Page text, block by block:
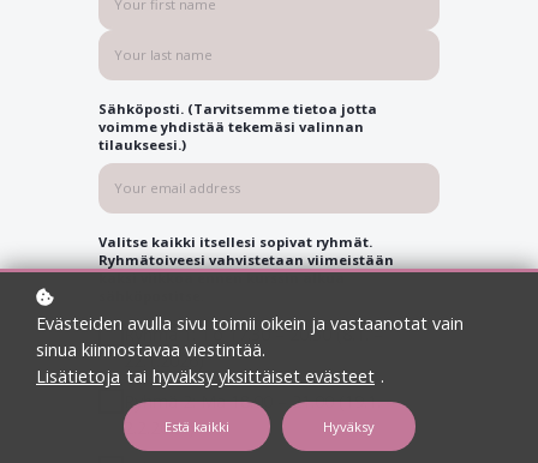
Sähköposti. (Tarvitsemme tietoa jotta
voimme yhdistää tekemäsi valinnan
tilaukseesi.)
Valitse kaikki itsellesi sopivat ryhmät.
Ryhmätoiveesi vahvistetaan viimeistään
kaksi viikkoa ennen kurssin alkua
Ryhmä 1: To 17.30 – 20.30 (8.1. –
22.1.2026)
Ryhmä 2: Ma 18.00 – 21.00 (19.1. –
2.2.2026)
Evästeiden avulla sivu toimii oikein ja vastaanotat vain
sinua kiinnostavaa viestintää.
Lisätietoja tai hyväksy yksittäiset evästeet .
Estä kaikki Hyväksy